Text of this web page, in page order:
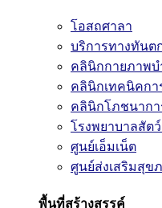
โอสถศาลา
บริการทางทันต
คลินิกกายภาพบ
คลินิกเทคนิคกา
คลินิกโภชนาก
โรงพยาบาลสัต
ศูนย์เอ็มเน็ต
ศูนย์ส่งเสริมสุข
พื้นที่สร้างสรรค์